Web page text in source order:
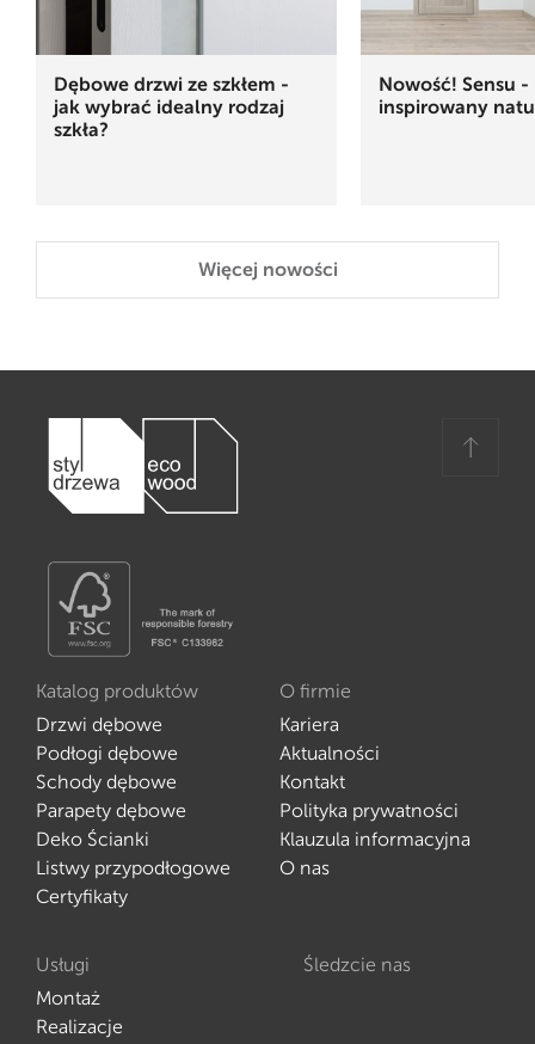
Dębowe drzwi ze szkłem -
jak wybrać idealny rodzaj
szkła?
Nowość! Sensu
inspirowany
Więcej nowości
Katalog produktów
Drzwi dębowe
Podłogi dębowe
Schody dębowe
Parapety dębowe
Deko Ścianki
Listwy przypodłogowe
Certyfikaty
O firmie
Kariera
Aktualności
Kontakt
Polityka prywatności
Klauzula informacyjna
O nas
Usługi
Montaż
Realizacje
Śledzcie nas